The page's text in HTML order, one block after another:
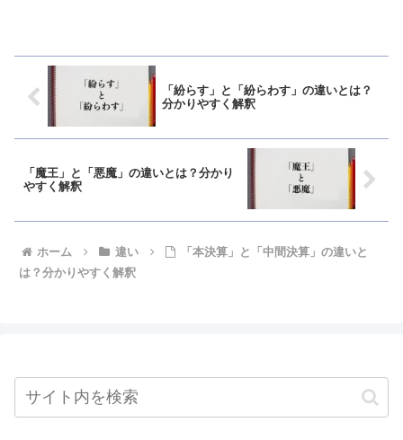
「紛らす」と「紛らわす」の違いとは？
分かりやすく解釈
「魔王」と「悪魔」の違いとは？分かり
やすく解釈
ホーム 違い
「本決算」と「中間決算」の違いと
は？分かりやすく解釈